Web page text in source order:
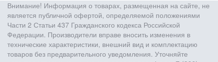
Внимание! Информация о товарах, размещенная на сайте, не
является публичной офертой, определяемой положениями
Части 2 Статьи 437 Гражданского кодекса Российской
Федерации. Производители вправе вносить изменения в
технические характеристики, внешний вид и комплектацию
товаров без предварительного уведомления. Уточняйте